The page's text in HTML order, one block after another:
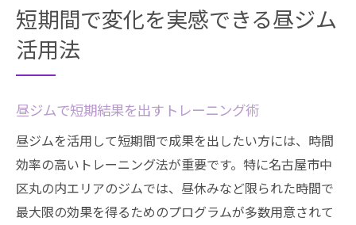
短期間で変化を実感できる昼ジム
活用法
昼ジムで短期結果を出すトレーニング術
昼ジムを活用して短期間で成果を出したい方には、時間
効率の高いトレーニング法が重要です。特に名古屋市中
区丸の内エリアのジムでは、昼休みなど限られた時間で
最大限の効果を得るためのプログラムが多数用意されて